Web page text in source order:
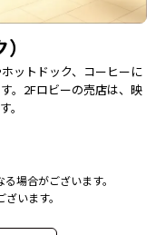
ットドック、コーヒーに
。2Fロビーの売店は、映
。
場合がございます。
います。